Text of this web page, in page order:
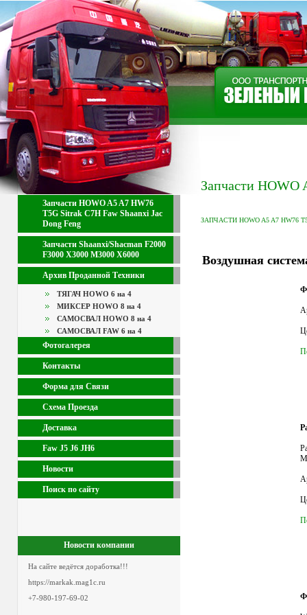
Запчасти HOWO A5 A7 HW76
T5G Sitrak C7H Faw Shaanxi Jac
Dong Feng
Запчасти Shaanxi/Shacman F2000
F3000 X3000 M3000 X6000
Архив Проданной Техники
ТЯГАЧ HOWO 6 на 4
МИКСЕР HOWO 8 на 4
САМОСВАЛ HOWO 8 на 4
САМОСВАЛ FAW 6 на 4
Фотогалерея
Контакты
Форма для Связи
Схема Проезда
Доставка
Faw J5 J6 JH6
Новости
Поиск по сайту
Новости компании
На сайте ведётся доработка!!!
https://markak.mag1c.ru
+7-980-197-69-02
Запчасти HOWO
ЗАПЧАСТИ HOWO A5 A7 HW76
Воздушная